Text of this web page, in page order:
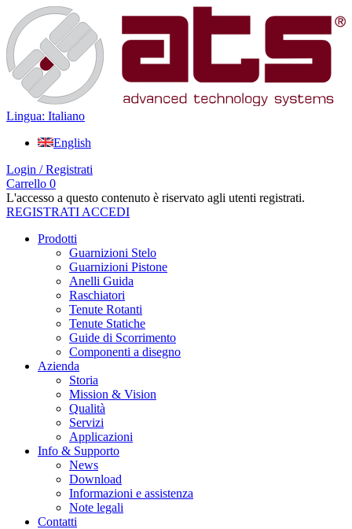
Lingua: Italiano
English
Login / Registrati
Carrello 0
L'accesso a questo contenuto è riservato agli utenti registrati.
REGISTRATI ACCEDI
Prodotti
Guarnizioni Stelo
Guarnizioni Pistone
Anelli Guida
Raschiatori
Tenute Rotanti
Tenute Statiche
Guide di Scorrimento
Componenti a disegno
Azienda
Storia
Mission & Vision
Qualità
Servizi
Applicazioni
Info & Supporto
News
Download
Informazioni e assistenza
Note legali
Contatti